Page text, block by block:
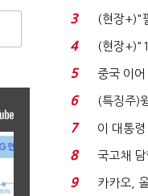
처분' 기
3
(현장+)"
요"…'덜
4
(현장
빈 매대
5
중국 이
국전쟁’
6
(특징주)
지에 상한
7
이 대통
적극적
8
국고채
금 폭탄'
9
카카오,